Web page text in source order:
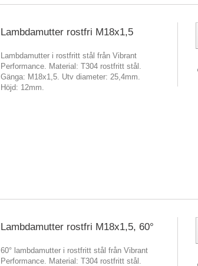
Lambdamutter rostfri M18x1,5
Lambdamutter i rostfritt stål från Vibrant
Performance. Material: T304 rostfritt stål.
Gänga: M18x1,5. Utv diameter: 25,4mm.
Höjd: 12mm.
Lambdamutter rostfri M18x1,5, 60°
60° lambdamutter i rostfritt stål från Vibrant
Performance. Material: T304 rostfritt stål.